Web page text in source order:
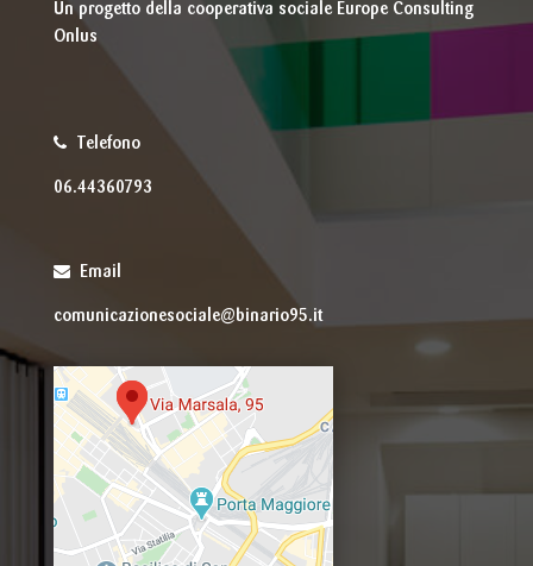
Un progetto della cooperativa sociale Europe Consulting
Onlus
Telefono
06.44360793
Email
comunicazionesociale@binario95.it